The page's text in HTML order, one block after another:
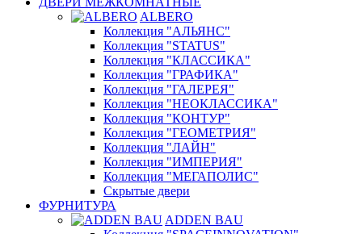
ALBERO
Коллекция "АЛЬЯНС"
Коллекция "STATUS"
Коллекция "КЛАССИКА"
Коллекция "ГРАФИКА"
Коллекция "ГАЛЕРЕЯ"
Коллекция "НЕОКЛАССИКА"
Коллекция "КОНТУР"
Коллекция "ГЕОМЕТРИЯ"
Коллекция "ЛАЙН"
Коллекция "ИМПЕРИЯ"
Коллекция "МЕГАПОЛИС"
Скрытые двери
ФУРНИТУРА
ADDEN BAU